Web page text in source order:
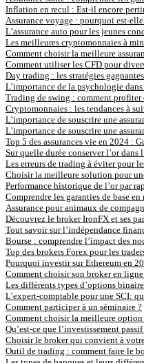
Inflation en recul : Est-il encore
Assurance voyage : pourquoi est-
L’assurance auto pour les jeunes
Les meilleures cryptomonnaies à
Comment choisir la meilleure
Comment utiliser les CFD pour
Day trading : les stratégies
L’importance de la psychologie
Trading de swing : comment profiter
Cryptomonnaies : les tendances à
L’importance de souscrire une
L’importance de souscrire une
Top 5 des assurances vie en 2024 :
Sur quelle durée conserver l’or dans
Les erreurs de trading à éviter pour
Choisir la meilleure solution pour
Performance historique de l’or par
Comprendre les garanties de base
Assurance pour animaux de
Découvrez le broker IronFX et ses
Tout savoir sur l’indépendance
Bourse : comprendre l’impact des
Top des brokers Forex pour les
Pourquoi investir sur Ethereum en
Comment choisir son broker en
Les différents types d’options
L’expert-comptable pour une SCI:
Comment participer à un séminaire ?
Comment choisir la meilleure
Qu’est-ce que l’investissement
Choisir le broker qui convient à
Outil de trading : comment faire le